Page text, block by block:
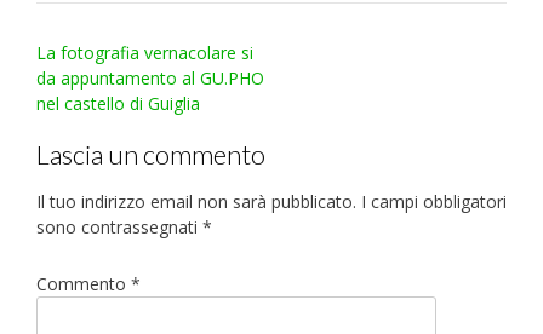
Post
navigation
La fotografia vernacolare si
da appuntamento al GU.PHO
nel castello di Guiglia
Lascia un commento
Il tuo indirizzo email non sarà pubblicato. I campi obbligatori
sono contrassegnati *
Commento *